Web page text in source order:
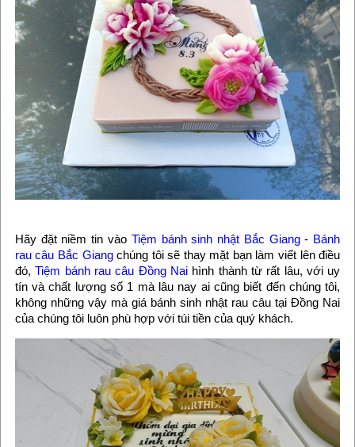
Hãy đặt niềm tin vào Tiệm bánh sinh nhật Bắc Giang- Bánh
rau câu Bắc Giangchúng tôi sẽ thay mặt bạn làm viết lên điều
đó,Tiệm bánh rau câu Đồng Naihình thành từ rất lâu, với uy
tín và chất lượng số 1 mà lâu nay ai cũng biết đến chúng tôi,
không những vậy mà giá bánh sinh nhật rau câu tại Đồng Nai
của chúng tôi luôn phù hợp với túi tiền của quý khách.